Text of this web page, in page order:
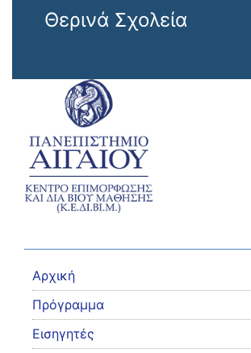
Παράκαμψη προς το κυρίως
Θερινά Σχολεία
Αρχική
Πρόγραμμα
Εισηγητές